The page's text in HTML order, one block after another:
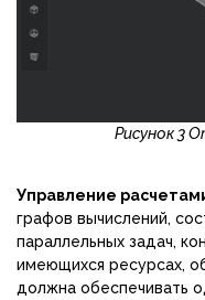
Рисунок 3
Управление
графов вычислений,
параллельных задач,
имеющихся ресурсах,
должна обеспечивать